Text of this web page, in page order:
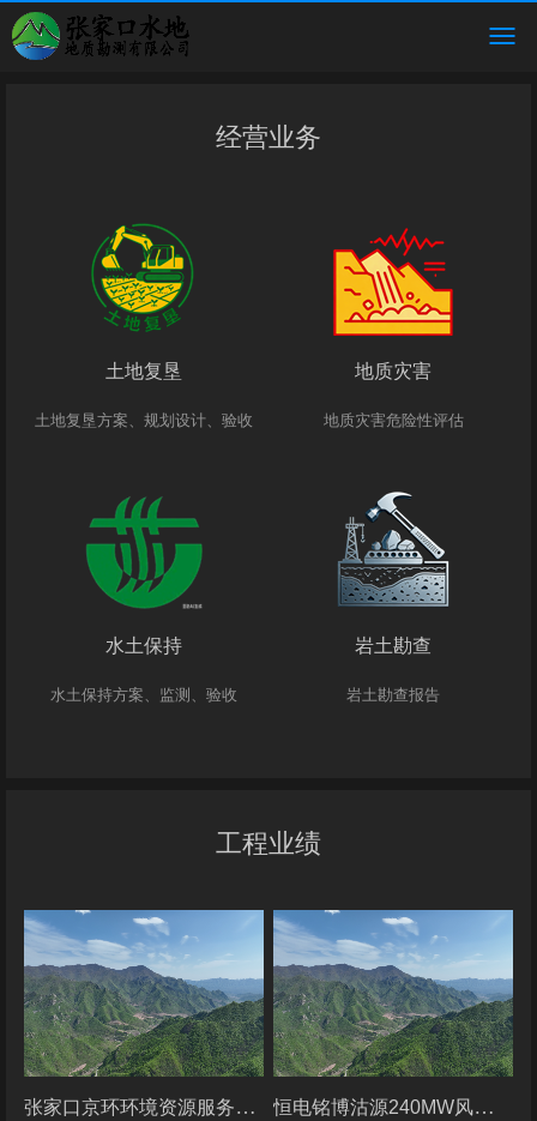
经营业务
土地复垦
土地复垦方案、规划设计、验收
地质灾害
地质灾害危险性评估
水土保持
水土保持方案、监测、验收
岩土勘查
岩土勘查报告
工程业绩
张家口京环环境资源服务有限公司新建环卫保障基地项目土地复垦验收资料 恒电铭博沽源240MW风电项目220kV送出线路工程项目土地复垦验收资料